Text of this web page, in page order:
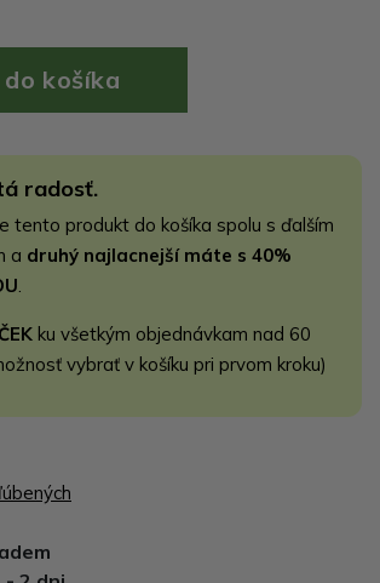
radosť.
tento produkt do košíka spolu s ďalším
a druhý najlacnejší máte s 40%
ku všetkým objednávkam nad 60
vybrať v košíku pri prvom kroku)